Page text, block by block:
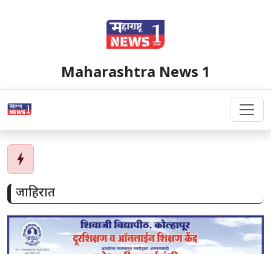
Maharashtra News 1
bolt
जाहिरात